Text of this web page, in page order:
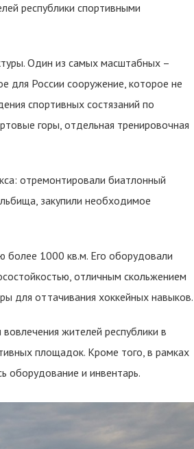
республики спортивными
Один из самых масштабных –
для России сооружение, которое не
спортивных состязаний по
горы, отдельная тренировочная
отремонтировали биатлонный
закупили необходимое
1000 кв.м. Его оборудовали
отличным скольжением
для оттачивания хоккейных навыков.
жителей республики в
площадок. Кроме того, в рамках
оборудование и инвентарь.